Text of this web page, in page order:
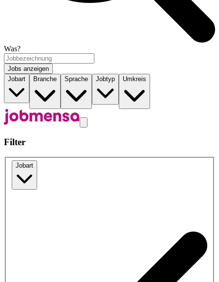
Was?
Jobs anzeigen
Jobart
Branche Sprache Jobtyp Umkreis
Filter
Jobart